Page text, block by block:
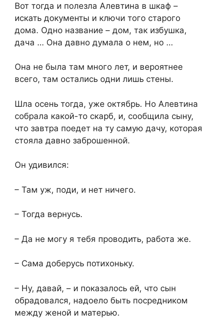
Вот тогда и полезла Алевтина в шкаф –
искать документы и ключи того старого
дома. Одно название – дом, так избушка,
дача … Она давно думала о нем, но …
Она не была там много лет, и вероятнее
всего, там остались одни лишь стены.
Шла осень тогда, уже октябрь. Но Алевтина
собрала какой-то скарб, и, сообщила сыну,
что завтра поедет на ту самую дачу, которая
стояла давно заброшенной.
Он удивился:
– Там уж, поди, и нет ничего.
– Тогда вернусь.
– Да не могу я тебя проводить, работа же.
– Сама доберусь потихоньку.
– Ну, давай, – и показалось ей, что сын
обрадовался, надоело быть посредником
между женой и матерью.